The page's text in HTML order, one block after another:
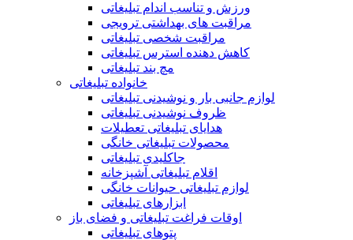
ورزش و تناسب اندام تبلیغاتی
مراقبت های بهداشتی ترویجی
مراقبت شخصی تبلیغاتی
کاهش دهنده استرس تبلیغاتی
مچ بند تبلیغاتی
خانواده تبلیغاتی
لوازم جانبی بار و نوشیدنی تبلیغاتی
ظروف نوشیدنی تبلیغاتی
هدایای تبلیغاتی تعطیلات
محصولات تبلیغاتی خانگی
جاکلیدی تبلیغاتی
اقلام تبلیغاتی آشپزخانه
لوازم تبلیغاتی حیوانات خانگی
ابزارهای تبلیغاتی
اوقات فراغت تبلیغاتی و فضای باز
پتوهای تبلیغاتی